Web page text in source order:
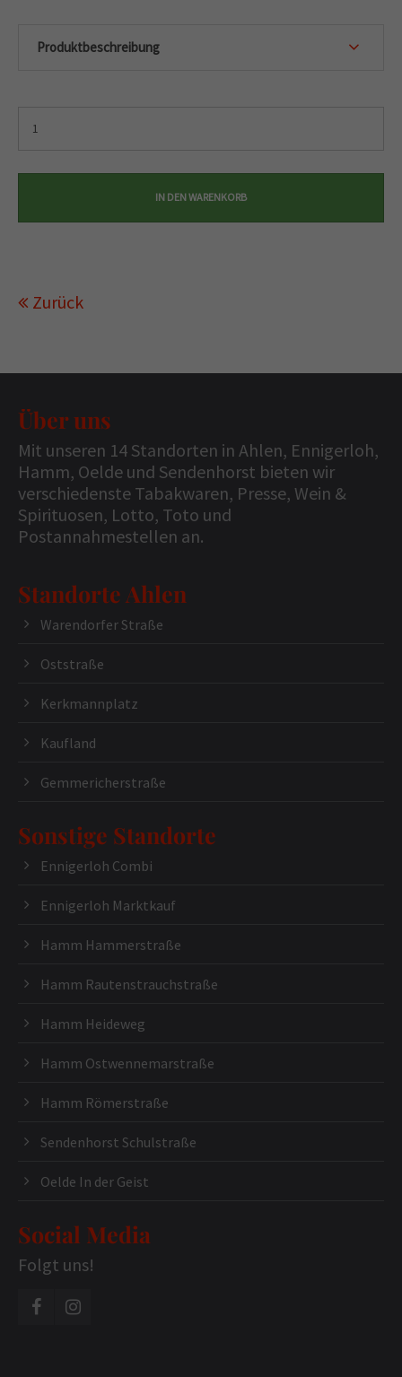
Produktbeschreibung
Zurück
Über uns
Mit unseren 14 Standorten in Ahlen, Ennigerloh,
Hamm, Oelde und Sendenhorst bieten wir
verschiedenste Tabakwaren, Presse, Wein &
Spirituosen, Lotto, Toto und
Postannahmestellen an.
Standorte Ahlen
Warendorfer Straße
Oststraße
Kerkmannplatz
Kaufland
Gemmericherstraße
Sonstige Standorte
Ennigerloh Combi
Ennigerloh Marktkauf
Hamm Hammerstraße
Hamm Rautenstrauchstraße
Hamm Heideweg
Hamm Ostwennemarstraße
Hamm Römerstraße
Sendenhorst Schulstraße
Oelde In der Geist
Social Media
Folgt uns!